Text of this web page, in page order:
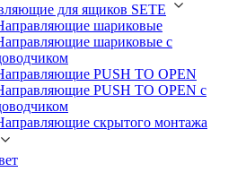
для ящиков SETE
шариковые
шариковые с
PUSH TO OPEN
PUSH TO OPEN с
скрытого монтажа